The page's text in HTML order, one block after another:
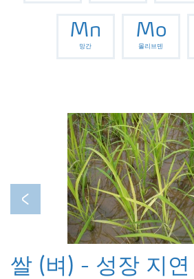
Mn
망간
Mo
몰리브덴
Previous
쌀 (벼) - 성장 지연